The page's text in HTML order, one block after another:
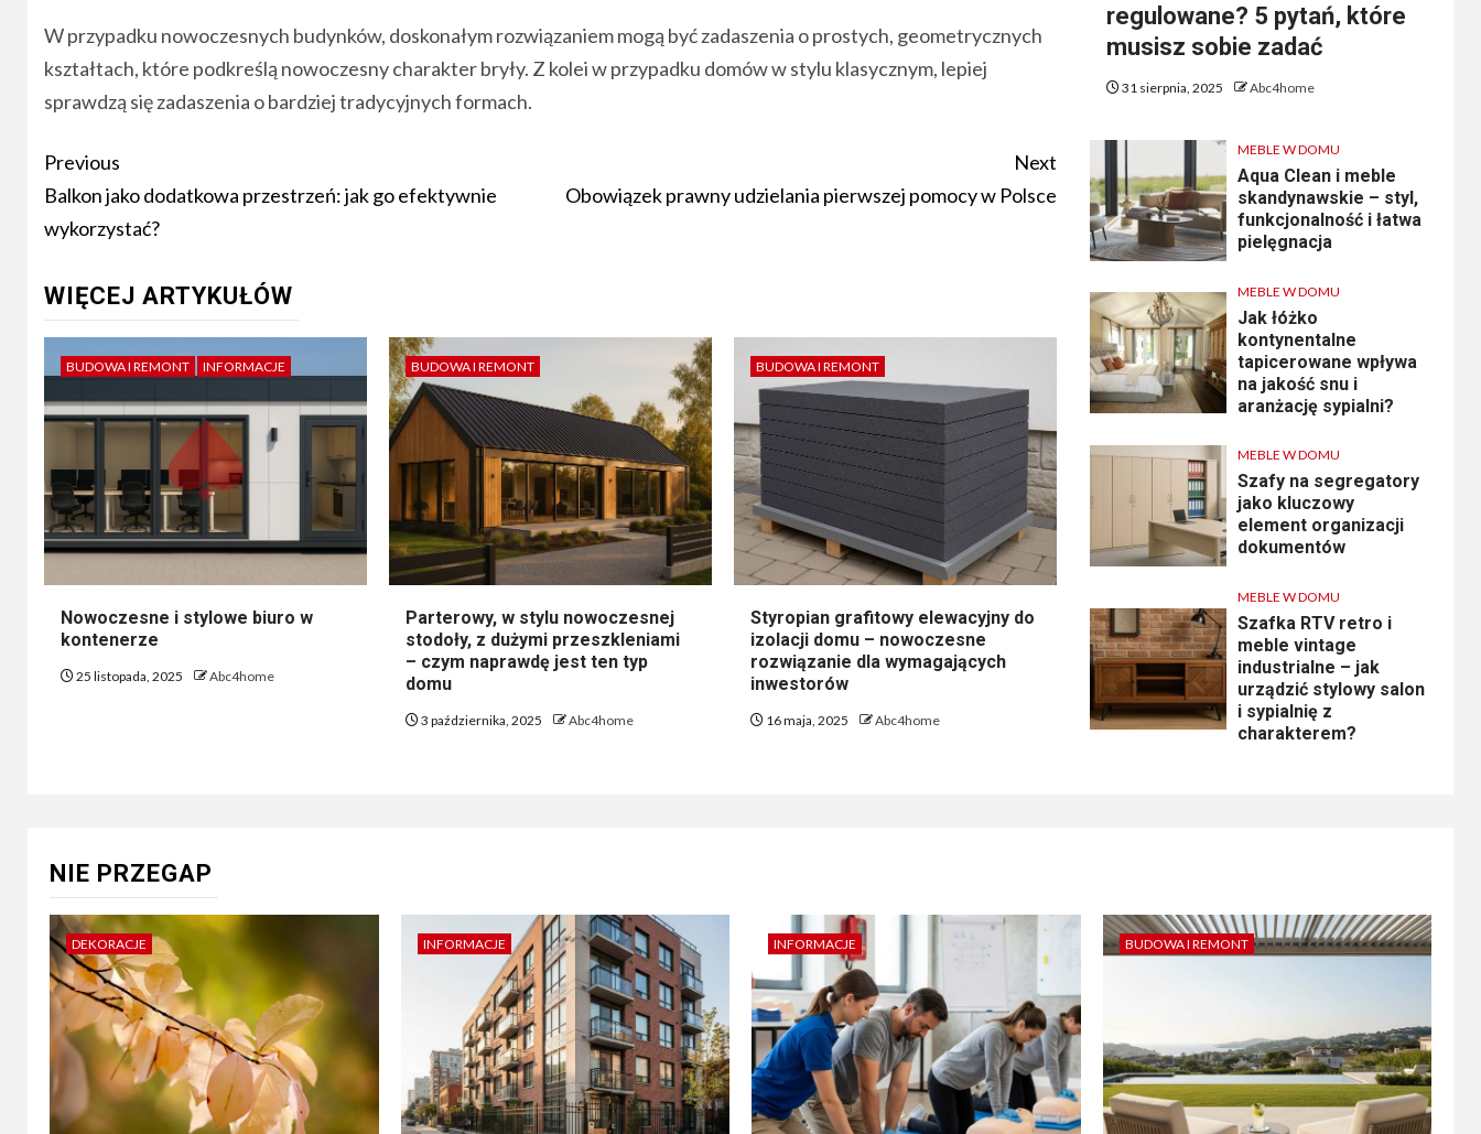
W przypadku nowoczesnych budynków, doskonałym rozwiązaniem mogą być zadaszenia o prostych, geometrycznych
kształtach, które podkreślą nowoczesny charakter bryły. Z kolei w przypadku domów w stylu klasycznym, lepiej
sprawdzą się zadaszenia o bardziej tradycyjnych formach.
Post
navigation
Previous
Balkon jako dodatkowa przestrzeń: jak go efektywnie
wykorzystać?
Next
Obowiązek prawny udzielania pierwszej pomocy w Polsce
WIĘCEJ ARTYKUŁÓW
BUDOWA I REMONT INFORMACJE
Nowoczesne i stylowe biuro w
kontenerze
25 listopada, 2025 Abc4home
BUDOWA I REMONT
Parterowy, w stylu nowoczesnej
stodoły, z dużymi przeszkleniami
– czym naprawdę jest ten typ
domu
3 października, 2025 Abc4home
BUDOWA I REMONT
Styropian grafitowy elewacyjny do
izolacji domu – nowoczesne
rozwiązanie dla wymagających
inwestorów
16 maja, 2025 Abc4home
regulowane? 5 pytań, które
musisz sobie zadać
31 sierpnia, 2025 Abc4home
MEBLE W DOMU
Aqua Clean i meble
skandynawskie – styl,
funkcjonalność i łatwa
pielęgnacja
MEBLE W DOMU
Jak łóżko
kontynentalne
tapicerowane wpływa
na jakość snu i
aranżację sypialni?
MEBLE W DOMU
Szafy na segregatory
jako kluczowy
element organizacji
dokumentów
MEBLE W DOMU
Szafka RTV retro i
meble vintage
industrialne – jak
urządzić stylowy salon
i sypialnię z
charakterem?
NIE PRZEGAP
DEKORACJE INFORMACJE INFORMACJE BUDOWA I REMONT